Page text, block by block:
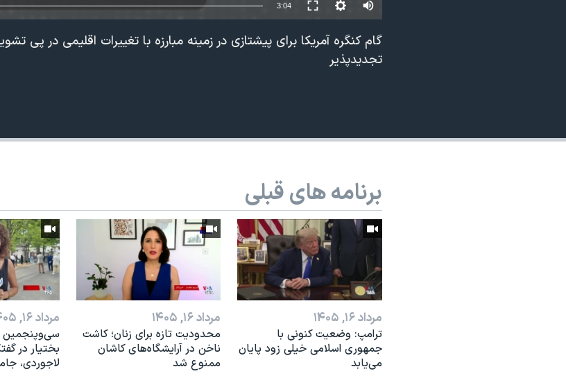
3:04
گام کنگره آمریکا برای پیشتازی در زمینه مبارزه با تغییرات اقلیمی در پی
تجدیدپذیر
برنامه های قبلی
مرداد ۱۶, ۱۴۰۵
ترامپ: وضعیت کنونی با
جمهوری اسلامی خیلی زود پایان
می‌یابد
مرداد ۱۶, ۱۴۰۵
محدودیت تازه برای زنان؛ کاشت
ناخن در آرایشگاه‌های کاشان
ممنوع شد
مرداد ۱۶, ۱۴۰۵
سی‌وپنجمین
بختیار در
لاجوردی،